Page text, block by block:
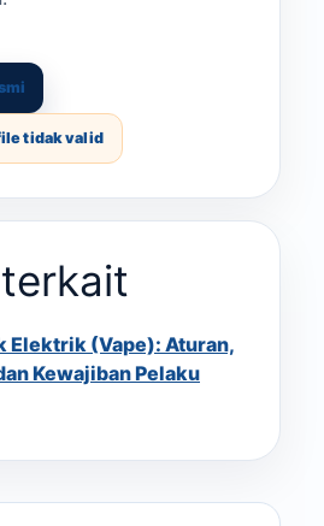
tidak valid
Elektrik (Vape): Aturan,
Kewajiban Pelaku